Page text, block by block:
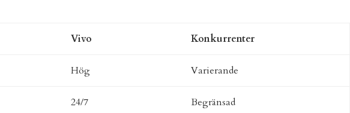
Vivo Konkurrenter
Hög Varierande
24/7 Begränsad